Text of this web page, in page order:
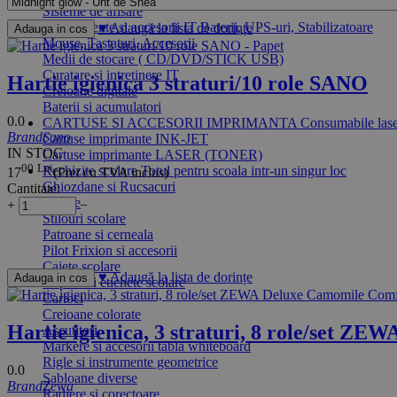
Sisteme de afisare
Echipamente si accesorii ITBaterii, UPS-uri, Stabilizatoare
Mouse, Tastaturi, Accesorii
Medii de stocare ( CD/DVD/STICK USB)
Curatare si intretinere IT
Creioane digitale
Baterii si acumulatori
CARTUSE SI ACCESORII IMPRIMANTA Consumabile
Cartuse imprimante INK-JET
Cartuse imprimante LASER (TONER)
Rechizite scolareTotul pentru scoala intr-un singur loc
Ghiozdane si Rucsacuri
Penare
Stilouri scolare
Patroane si cerneala
Pilot Frixion si accesorii
Caiete scolare
Coperti si etichete scolare
Carioci
Creioane colorate
Ascutitori
Markere si accesorii tabla whiteboard
Rigle si instrumente geometrice
Sabloane diverse
Radiere si corectoare
Adauga in cos ♥Adaugă la lista de dorințe
Hartie igienica 3 straturi/10 role SANO
0.0
BrandSano
IN STOC
1700 Lei(Pret cu TVA inclus)
Cantitate:
+
−
Adauga in cos ♥Adaugă la lista de dorințe
Hartie igienica, 3 straturi, 8 role/set
0.0
BrandZewa